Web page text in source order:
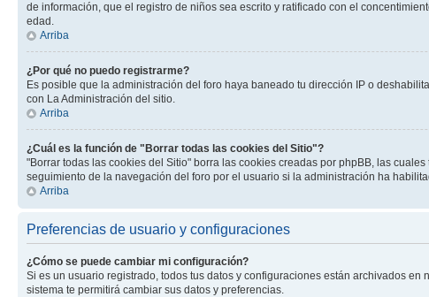
de información, que el registro de niños sea escrito y ratificado con el
edad.
Arriba
¿Por qué no puedo registrarme?
Es posible que la administración del foro haya baneado tu dirección IP o
con La Administración del sitio.
Arriba
¿Cuál es la función de "Borrar todas las cookies del Sitio"?
"Borrar todas las cookies del Sitio" borra las cookies creadas por phpBB, las
seguimiento de la navegación del foro por el usuario si la administración ha
Arriba
Preferencias de usuario y configuraciones
¿Cómo se puede cambiar mi configuración?
Si es un usuario registrado, todos tus datos y configuraciones están archivados
sistema te permitirá cambiar sus datos y preferencias.